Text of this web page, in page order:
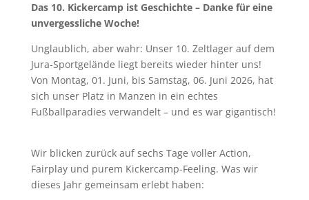
Das 10. Kickercamp ist Geschichte – Danke für eine
unvergessliche Woche!
​Unglaublich, aber wahr: Unser 10. Zeltlager auf dem
Jura-Sportgelände liegt bereits wieder hinter uns!
Von Montag, 01. Juni, bis Samstag, 06. Juni 2026, hat
sich unser Platz in Manzen in ein echtes
Fußballparadies verwandelt – und es war gigantisch!
​Wir blicken zurück auf sechs Tage voller Action,
Fairplay und purem Kickercamp-Feeling. Was wir
dieses Jahr gemeinsam erlebt haben: